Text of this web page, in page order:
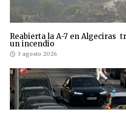
Reabierta la A-7 en Algeciras
un incendio
3 agosto 2026